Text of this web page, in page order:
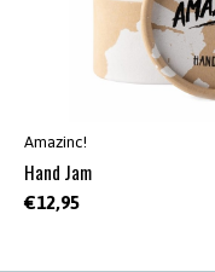
Amazinc!
Hand Jam
€12,95